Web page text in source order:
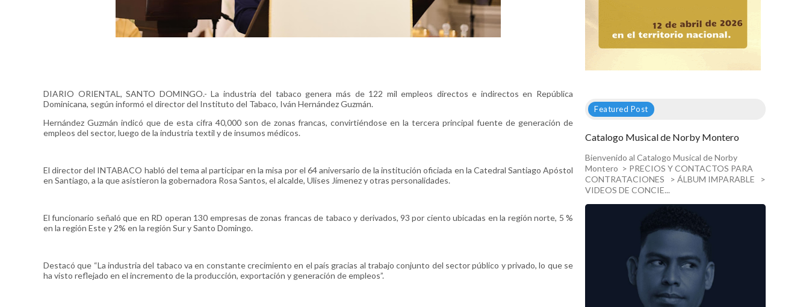
DIARIO ORIENTAL, SANTO DOMINGO.- La industria del tabaco genera más de 122 mil empleos directos e indirectos en República
Dominicana, según informó el director del Instituto del Tabaco, Iván Hernández Guzmán.
Hernández Guzmán indicó que de esta cifra 40,000 son de zonas francas, convirtiéndose en la tercera principal fuente de generación de
empleos del sector, luego de la industria textil y de insumos médicos.
El director del INTABACO habló del tema al participar en la misa por el 64 aniversario de la institución oficiada en la Catedral Santiago Apóstol
en Santiago, a la que asistieron la gobernadora Rosa Santos, el alcalde, Ulises Jímenez y otras personalidades.
El funcionario señaló que en RD operan 130 empresas de zonas francas de tabaco y derivados, 93 por ciento ubicadas en la región norte, 5 %
en la región Este y 2% en la región Sur y Santo Domingo.
Destacó que “La industria del tabaco va en constante crecimiento en el país gracias al trabajo conjunto del sector público y privado, lo que se
ha visto reflejado en el incremento de la producción, exportación y generación de empleos”.
Featured Post
Catalogo Musical de Norby Montero
Bienvenido al Catalogo Musical de Norby
Montero > PRECIOS Y CONTACTOS PARA
CONTRATACIONES > ÁLBUM IMPARABLE >
VIDEOS DE CONCIE...